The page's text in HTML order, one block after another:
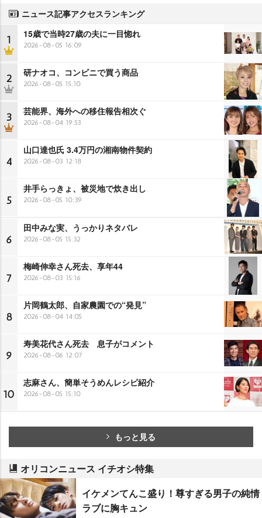
ニュース記事アクセスランキング
1 15歳で当時27歳の夫に一目惚れ
2026-08-05 16:09
2 研ナオコ、コンビニで買う商品
2026-08-05 15:10
3 芸能界、海外への移住報告相次ぐ
2026-08-04 19:53
4
山口達也氏 3.4万円の湘南物件契約
2026-08-03 12:18
5
井手らっきょ、被災地で炊き出し
2026-08-05 10:39
6
田中みな実、うっかりネタバレ
2026-08-05 15:32
7
梅崎伸幸さん死去、享年44
2026-08-03 15:16
8
片岡鶴太郎、自家農園での“発見”
2026-08-04 14:05
9
寿美花代さん死去 息子がコメント
2026-08-06 12:07
10
志麻さん、簡単そうめんレシピ紹介
2026-08-05 15:10
もっと見る
オリコンニュース イチオシ特集
イケメンてんこ盛り！尊すぎる男子の純情
ラブに胸キュン